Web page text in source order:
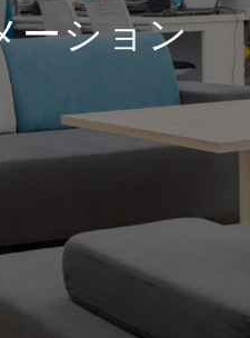
ーション